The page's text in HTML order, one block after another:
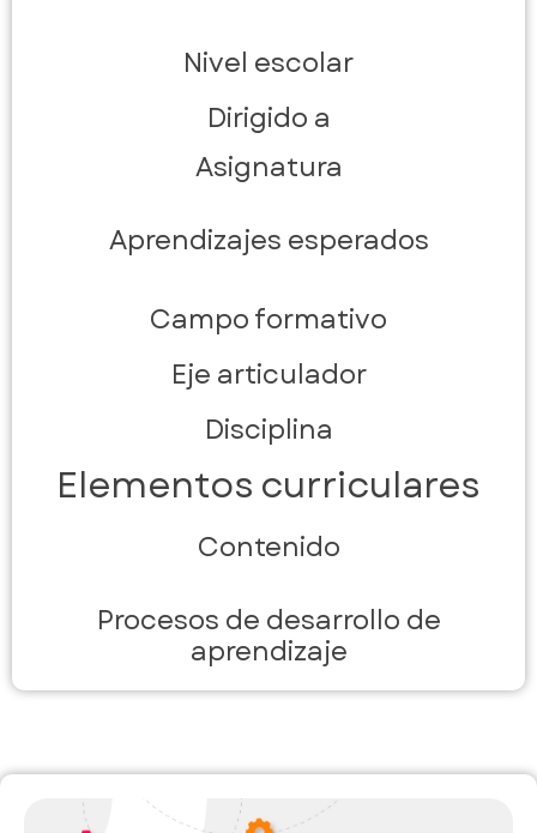
Nivel escolar
Dirigido a
Asignatura
Aprendizajes esperados
Campo formativo
Eje articulador
Disciplina
Elementos curriculares
Contenido
Procesos de desarrollo de
aprendizaje